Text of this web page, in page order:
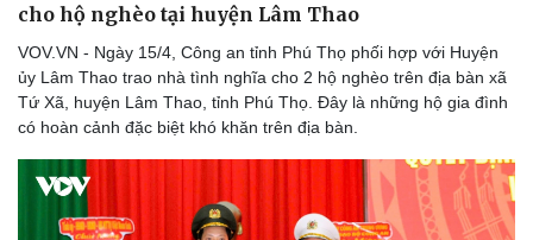
cho hộ nghèo tại huyện Lâm Thao
VOV.VN - Ngày 15/4, Công an tỉnh Phú Thọ phối hợp với Huyện
ủy Lâm Thao trao nhà tình nghĩa cho 2 hộ nghèo trên địa bàn xã
Tứ Xã, huyện Lâm Thao, tỉnh Phú Thọ. Đây là những hộ gia đình
có hoàn cảnh đặc biệt khó khăn trên địa bàn.